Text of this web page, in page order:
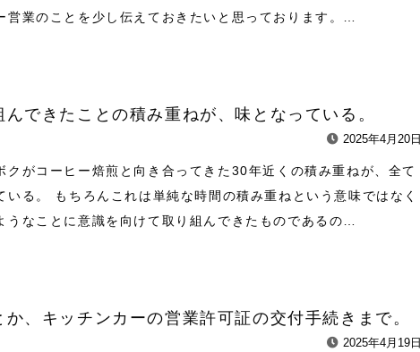
営業のことを少し伝えておきたいと思っております。…
んできたことの積み重ねが、味となっている。
2025年4月20日
クがコーヒー焙煎と向き合ってきた30年近くの積み重ねが、全て
いる。 もちろんこれは単純な時間の積み重ねという意味ではなく
うなことに意識を向けて取り組んできたものであるの…
か、キッチンカーの営業許可証の交付手続きまで。
2025年4月19日